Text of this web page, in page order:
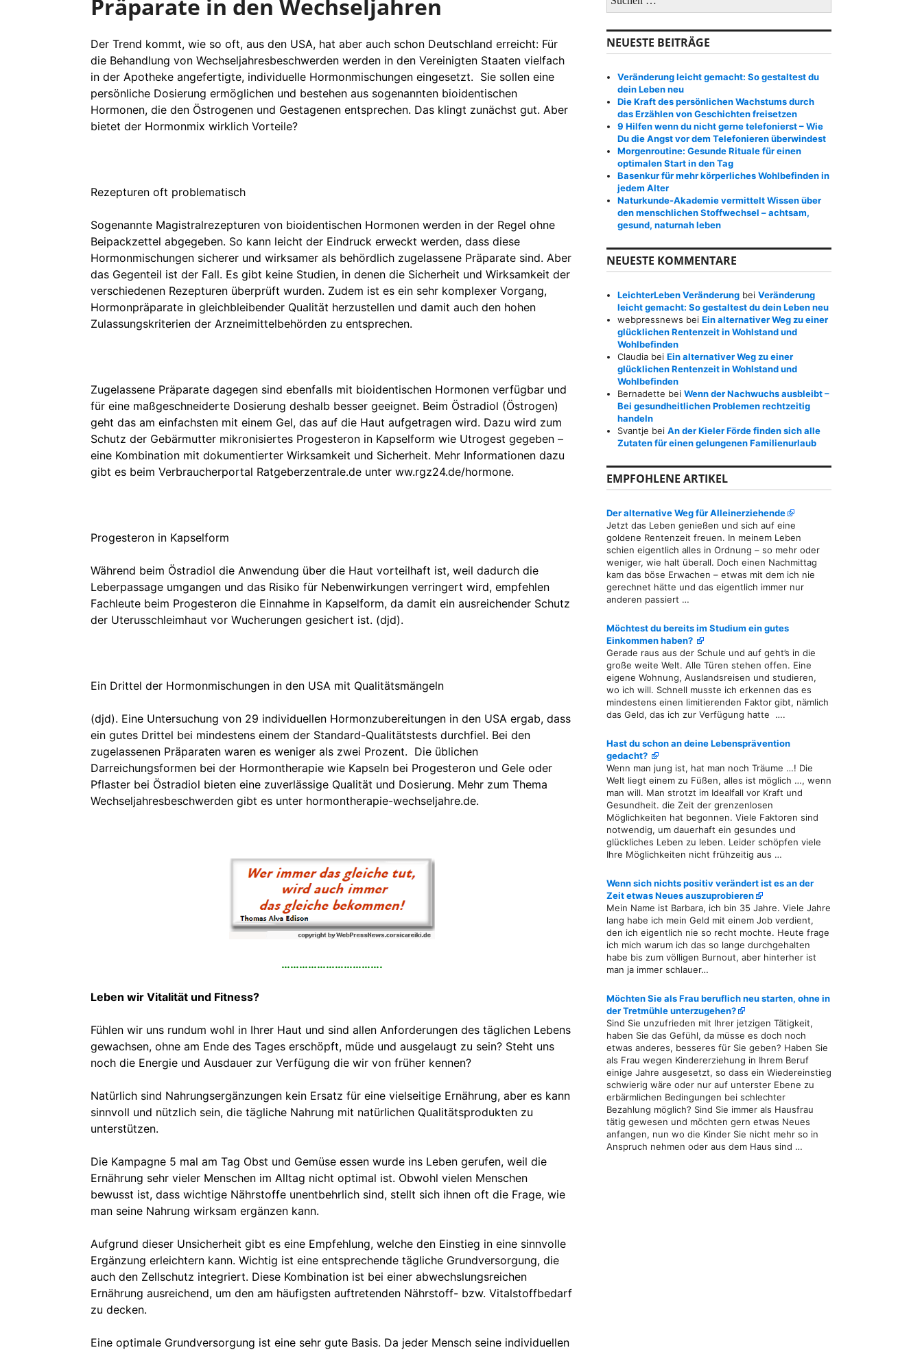
Präparate in den Wechseljahren
Der Trend kommt, wie so oft, aus den USA, hat aber auch schon Deutschland erreicht: Für
die Behandlung von Wechseljahresbeschwerden werden in den Vereinigten Staaten vielfach
in der Apotheke angefertigte, individuelle Hormonmischungen eingesetzt. Sie sollen eine
persönliche Dosierung ermöglichen und bestehen aus sogenannten bioidentischen
Hormonen, die den Östrogenen und Gestagenen entsprechen. Das klingt zunächst gut. Aber
bietet der Hormonmix wirklich Vorteile?
Rezepturen oft problematisch
Sogenannte Magistralrezepturen von bioidentischen Hormonen werden in der Regel ohne
Beipackzettel abgegeben. So kann leicht der Eindruck erweckt werden, dass diese
Hormonmischungen sicherer und wirksamer als behördlich zugelassene Präparate sind. Aber
das Gegenteil ist der Fall. Es gibt keine Studien, in denen die Sicherheit und Wirksamkeit der
verschiedenen Rezepturen überprüft wurden. Zudem ist es ein sehr komplexer Vorgang,
Hormonpräparate in gleichbleibender Qualität herzustellen und damit auch den hohen
Zulassungskriterien der Arzneimittelbehörden zu entsprechen.
Zugelassene Präparate dagegen sind ebenfalls mit bioidentischen Hormonen verfügbar und
für eine maßgeschneiderte Dosierung deshalb besser geeignet. Beim Östradiol (Östrogen)
geht das am einfachsten mit einem Gel, das auf die Haut aufgetragen wird. Dazu wird zum
Schutz der Gebärmutter mikronisiertes Progesteron in Kapselform wie Utrogest gegeben –
eine Kombination mit dokumentierter Wirksamkeit und Sicherheit. Mehr Informationen dazu
gibt es beim Verbraucherportal Ratgeberzentrale.de unter ww.rgz24.de/hormone.
Progesteron in Kapselform
Während beim Östradiol die Anwendung über die Haut vorteilhaft ist, weil dadurch die
Leberpassage umgangen und das Risiko für Nebenwirkungen verringert wird, empfehlen
Fachleute beim Progesteron die Einnahme in Kapselform, da damit ein ausreichender Schutz
der Uterusschleimhaut vor Wucherungen gesichert ist. (djd).
Ein Drittel der Hormonmischungen in den USA mit Qualitätsmängeln
(djd). Eine Untersuchung von 29 individuellen Hormonzubereitungen in den USA ergab, dass
ein gutes Drittel bei mindestens einem der Standard-Qualitätstests durchfiel. Bei den
zugelassenen Präparaten waren es weniger als zwei Prozent. Die üblichen
Darreichungsformen bei der Hormontherapie wie Kapseln bei Progesteron und Gele oder
Pflaster bei Östradiol bieten eine zuverlässige Qualität und Dosierung. Mehr zum Thema
Wechseljahresbeschwerden gibt es unter hormontherapie-wechseljahre.de.
…………………………….
Leben wir Vitalität und Fitness?
Fühlen wir uns rundum wohl in Ihrer Haut und sind allen Anforderungen des täglichen Lebens
gewachsen, ohne am Ende des Tages erschöpft, müde und ausgelaugt zu sein? Steht uns
noch die Energie und Ausdauer zur Verfügung die wir von früher kennen?
Natürlich sind Nahrungsergänzungen kein Ersatz für eine vielseitige Ernährung, aber es kann
sinnvoll und nützlich sein, die tägliche Nahrung mit natürlichen Qualitätsprodukten zu
unterstützen.
Die Kampagne 5 mal am Tag Obst und Gemüse essen wurde ins Leben gerufen, weil die
Ernährung sehr vieler Menschen im Alltag nicht optimal ist. Obwohl vielen Menschen
bewusst ist, dass wichtige Nährstoffe unentbehrlich sind, stellt sich ihnen oft die Frage, wie
man seine Nahrung wirksam ergänzen kann.
Aufgrund dieser Unsicherheit gibt es eine Empfehlung, welche den Einstieg in eine sinnvolle
Ergänzung erleichtern kann. Wichtig ist eine entsprechende tägliche Grundversorgung, die
auch den Zellschutz integriert. Diese Kombination ist bei einer abwechslungsreichen
Ernährung ausreichend, um den am häufigsten auftretenden Nährstoff- bzw. Vitalstoffbedarf
zu decken.
Eine optimale Grundversorgung ist eine sehr gute Basis. Da jeder Mensch seine individuellen
u
h
e
n
c
:
NEUESTE BEITRÄGE
Veränderung leicht gemacht: So gestaltest du
dein Leben neu
Die Kraft des persönlichen Wachstums durch
das Erzählen von Geschichten freisetzen
9 Hilfen wenn du nicht gerne telefonierst – Wie
Du die Angst vor dem Telefonieren überwindest
Morgenroutine: Gesunde Rituale für einen
optimalen Start in den Tag
Basenkur für mehr körperliches Wohlbefinden in
jedem Alter
Naturkunde-Akademie vermittelt Wissen über
den menschlichen Stoffwechsel – achtsam,
gesund, naturnah leben
NEUESTE KOMMENTARE
LeichterLeben Veränderung beiVeränderung
leicht gemacht: So gestaltest du dein Leben neu
webpressnews beiEin alternativer Weg zu einer
glücklichen Rentenzeit in Wohlstand und
Wohlbefinden
Claudia beiEin alternativer Weg zu einer
glücklichen Rentenzeit in Wohlstand und
Wohlbefinden
Bernadette beiWenn der Nachwuchs ausbleibt –
Bei gesundheitlichen Problemen rechtzeitig
handeln
Svantje beiAn der Kieler Förde finden sich alle
Zutaten für einen gelungenen Familienurlaub
EMPFOHLENE ARTIKEL
Der alternative Weg für Alleinerziehende
Jetzt das Leben genießen und sich auf eine
goldene Rentenzeit freuen. In meinem Leben
schien eigentlich alles in Ordnung – so mehr oder
weniger, wie halt überall. Doch einen Nachmittag
kam das böse Erwachen – etwas mit dem ich nie
gerechnet hätte und das eigentlich immer nur
anderen passiert …
Möchtest du bereits im Studium ein gutes
Einkommen haben?
Gerade raus aus der Schule und auf geht’s in die
große weite Welt. Alle Türen stehen offen. Eine
eigene Wohnung, Auslandsreisen und studieren,
wo ich will. Schnell musste ich erkennen das es
mindestens einen limitierenden Faktor gibt, nämlich
das Geld, das ich zur Verfügung hatte ….
Hast du schon an deine Lebensprävention
gedacht?
Wenn man jung ist, hat man noch Träume …! Die
Welt liegt einem zu Füßen, alles ist möglich …, wenn
man will. Man strotzt im Idealfall vor Kraft und
Gesundheit. die Zeit der grenzenlosen
Möglichkeiten hat begonnen. Viele Faktoren sind
notwendig, um dauerhaft ein gesundes und
glückliches Leben zu leben. Leider schöpfen viele
Ihre Möglichkeiten nicht frühzeitig aus …
Wenn sich nichts positiv verändert ist es an der
Zeit etwas Neues auszuprobieren
Mein Name ist Barbara, ich bin 35 Jahre. Viele Jahre
lang habe ich mein Geld mit einem Job verdient,
den ich eigentlich nie so recht mochte. Heute frage
ich mich warum ich das so lange durchgehalten
habe bis zum völligen Burnout, aber hinterher ist
man ja immer schlauer…
Möchten Sie als Frau beruflich neu starten, ohne in
der Tretmühle unterzugehen?
Sind Sie unzufrieden mit Ihrer jetzigen Tätigkeit,
haben Sie das Gefühl, da müsse es doch noch
etwas anderes, besseres für Sie geben? Haben Sie
als Frau wegen Kindererziehung in Ihrem Beruf
einige Jahre ausgesetzt, so dass ein Wiedereinstieg
schwierig wäre oder nur auf unterster Ebene zu
erbärmlichen Bedingungen bei schlechter
Bezahlung möglich? Sind Sie immer als Hausfrau
tätig gewesen und möchten gern etwas Neues
anfangen, nun wo die Kinder Sie nicht mehr so in
Anspruch nehmen oder aus dem Haus sind …